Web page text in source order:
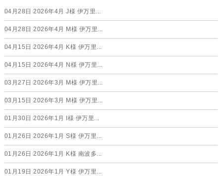
04月28日 2026年4月 J様 伊万里...
04月28日 2026年4月 M様 伊万里...
04月15日 2026年4月 K様 伊万里...
04月15日 2026年4月 N様 伊万里...
03月27日 2026年3月 M様 伊万里...
03月15日 2026年3月 M様 伊万里...
01月30日 2026年1月 I様 伊万里...
01月26日 2026年1月 S様 伊万里...
01月26日 2026年1月 K様 南波多...
01月19日 2026年1月 Y様 伊万里...